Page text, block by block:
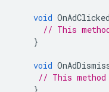
void OnAdClicked
// This
}
void
// This
}